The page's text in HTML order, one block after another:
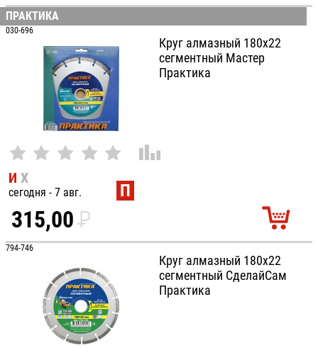
УБ.
ПРАКТИКА
030-696
Круг алмазный 180х22
сегментный Мастер
Практика
И Х
сегодня - 7 авг. П
315,00P
УБ.
794-746
Круг алмазный 180х22
сегментный СделайСам
Практика